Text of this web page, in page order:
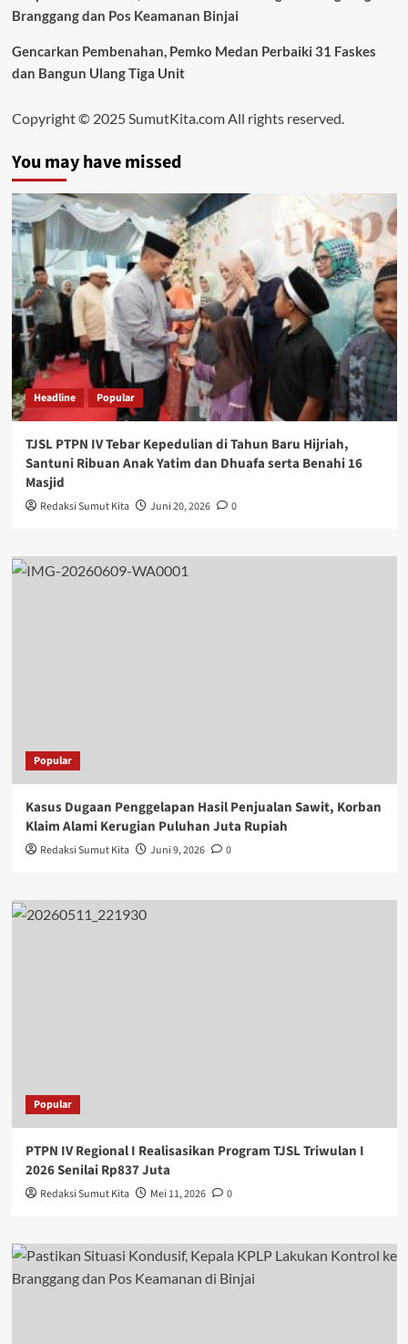
Branggang dan Pos Keamanan Binjai
Gencarkan Pembenahan, Pemko Medan Perbaiki 31 Faskes
dan Bangun Ulang Tiga Unit
Copyright © 2025 SumutKita.com All rights reserved.
You may have missed
Headline Popular
TJSL PTPN IV Tebar Kepedulian di Tahun Baru Hijriah,
Santuni Ribuan Anak Yatim dan Dhuafa serta Benahi 16
Masjid
Redaksi Sumut Kita Juni 20, 2026 0
Popular
Kasus Dugaan Penggelapan Hasil Penjualan Sawit, Korban
Klaim Alami Kerugian Puluhan Juta Rupiah
Redaksi Sumut Kita Juni 9, 2026 0
Popular
PTPN IV Regional I Realisasikan Program TJSL Triwulan I
2026 Senilai Rp837 Juta
Redaksi Sumut Kita Mei 11, 2026 0